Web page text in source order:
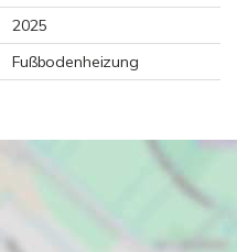
2025
Fußbodenheizung